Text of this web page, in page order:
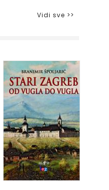
Vidi sve >>